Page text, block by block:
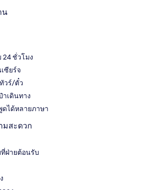
น
24 ชั่วโมง
ซียร์จ
วร์/ตั๋ว
าเดินทาง
ได้หลายภาษา
มสะดวก
ฝ่ายต้อนรับ